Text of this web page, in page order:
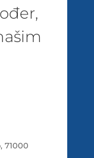
71000